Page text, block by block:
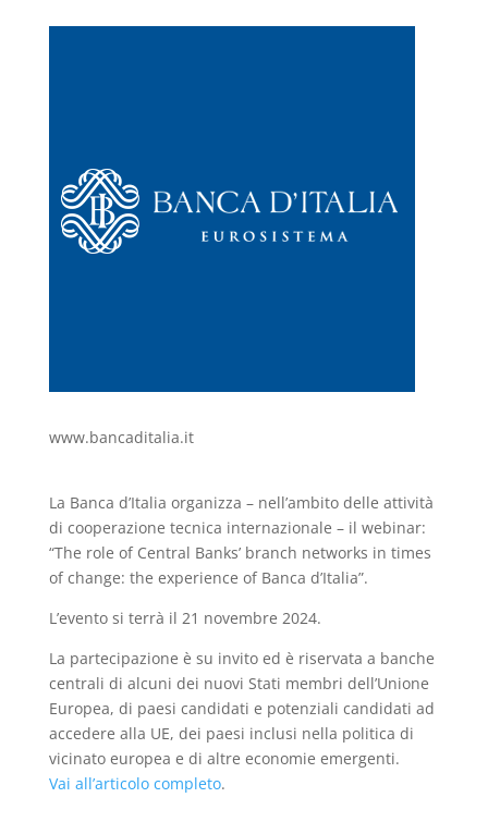
www.bancaditalia.it
La Banca d’Italia organizza – nell’ambito delle attività
di cooperazione tecnica internazionale – il webinar:
“The role of Central Banks’ branch networks in times
of change: the experience of Banca d’Italia”.
L’evento si terrà il 21 novembre 2024.
La partecipazione è su invito ed è riservata a banche
centrali di alcuni dei nuovi Stati membri dell’Unione
Europea, di paesi candidati e potenziali candidati ad
accedere alla UE, dei paesi inclusi nella politica di
vicinato europea e di altre economie emergenti.
Vai all’articolo completo.